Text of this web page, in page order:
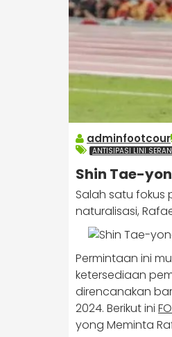
adminfootcour
ANTISIPASI LINI
Shin Tae-
Salah satu
naturalisasi,
Permintaan ini
ketersediaan
direncanakan
2024. ​Berikut ini
yong Meminta